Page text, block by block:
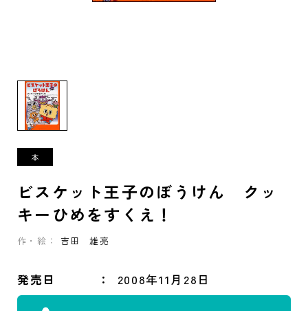
ビスケット王子のぼうけん クッ
キーひめをすくえ！
作・絵： 吉田 雄亮
発売日 2008年11月28日